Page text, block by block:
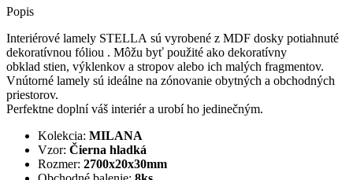
Popis
Interiérové ​​lamely STELLA sú vyrobené z MDF dosky potiahnuté
dekoratívnou fóliou . Môžu byť použité ako dekoratívny
obklad stien, výklenkov a stropov alebo ich malých fragmentov.
Vnútorné lamely sú ideálne na zónovanie obytných a obchodných
priestorov.
Perfektne doplní váš interiér a urobí ho jedinečným.
Kolekcia: MILANA
Vzor: Čierna hladká
Rozmer: 2700x20x30mm